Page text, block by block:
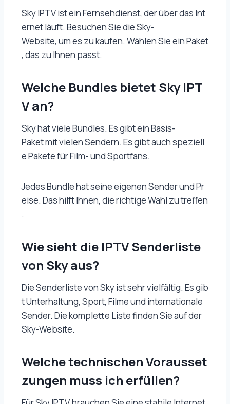
Sky IPTV ist ein Fernsehdienst, der über das Int
ernet läuft. Besuchen Sie die Sky-
Website, um es zu kaufen. Wählen Sie ein Paket
, das zu Ihnen passt.
Welche Bundles bietet Sky IPT
V an?
Sky hat viele Bundles. Es gibt ein Basis-
Paket mit vielen Sendern. Es gibt auch speziell
e Pakete für Film- und Sportfans.
Jedes Bundle hat seine eigenen Sender und Pr
eise. Das hilft Ihnen, die richtige Wahl zu treffen
.
Wie sieht die IPTV Senderliste
von Sky aus?
Die Senderliste von Sky ist sehr vielfältig. Es gib
t Unterhaltung, Sport, Filme und internationale
Sender. Die komplette Liste finden Sie auf der
Sky-Website.
Welche technischen Vorausset
zungen muss ich erfüllen?